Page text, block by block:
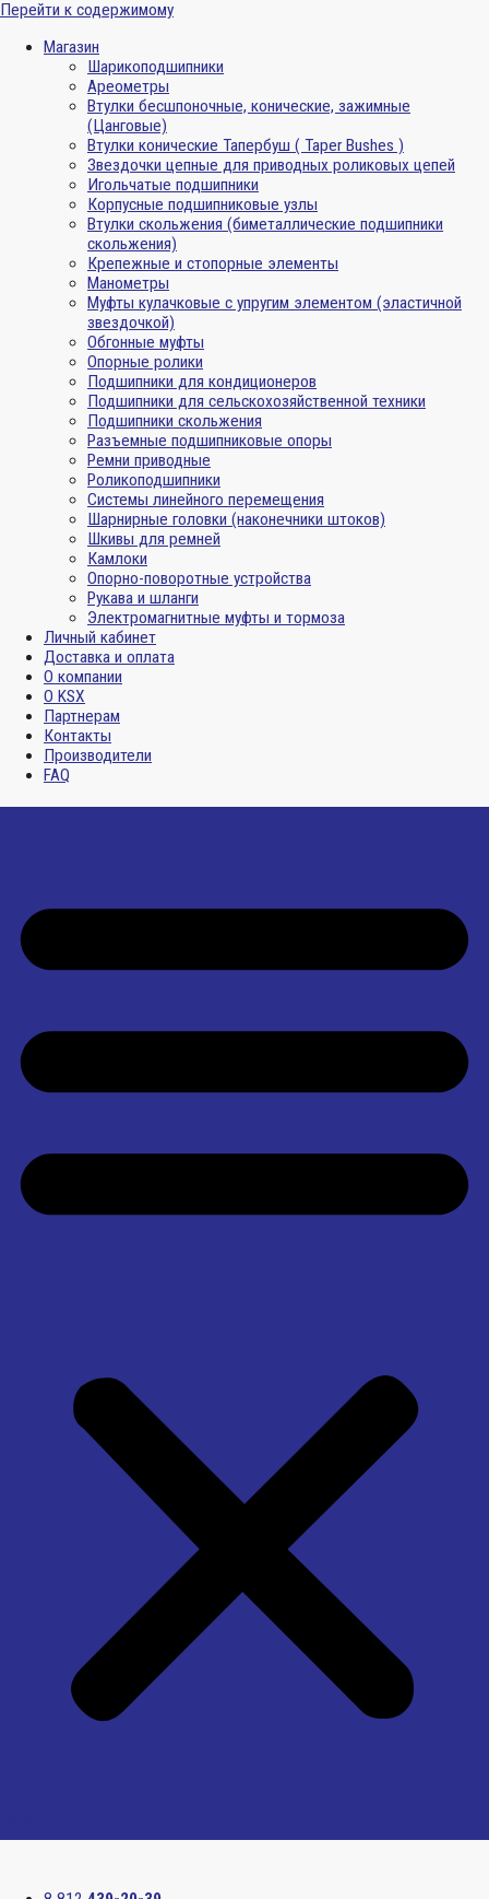
Перейти к содержимому
Магазин
Шарикоподшипники
Ареометры
Втулки бесшпоночные, конические, зажимные
(Цанговые)
Втулки конические Тапербуш ( Taper Bushes )
Звездочки цепные для приводных роликовых цепей
Игольчатые подшипники
Корпусные подшипниковые узлы
Втулки скольжения (биметаллические подшипники
скольжения)
Крепежные и стопорные элементы
Манометры
Муфты кулачковые с упругим элементом (эластичной
звездочкой)
Обгонные муфты
Опорные ролики
Подшипники для кондиционеров
Подшипники для сельскохозяйственной техники
Подшипники скольжения
Разъемные подшипниковые опоры
Ремни приводные
Роликоподшипники
Системы линейного перемещения
Шарнирные головки (наконечники штоков)
Шкивы для ремней
Камлоки
Опорно-поворотные устройства
Рукава и шланги
Электромагнитные муфты и тормоза
Личный кабинет
Доставка и оплата
О компании
О KSX
Партнерам
Контакты
Производители
FAQ